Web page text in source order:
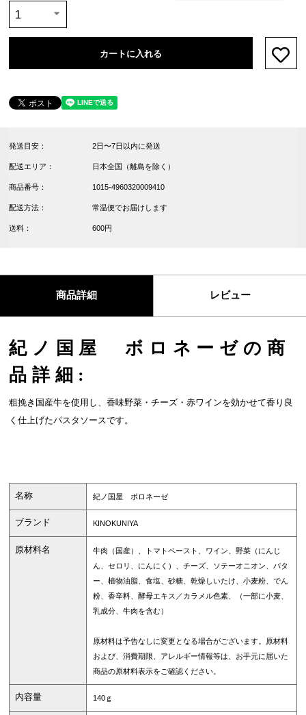
カートに入れる
発送目安： 2日〜7日以内に発送
配送エリア： 日本全国（離島を除く）
商品番号： 1015-4960320009410
配送方法： 常温便でお届けします
送料： 600円
商品詳細 レビュー
紀ノ国屋 ボロネーゼの商
品詳細:
粗挽き国産牛を使用し、香味野菜・チーズ・赤ワインを効かせて香り良
く仕上げたパスタソースです。
名称 紀ノ国屋 ボロネーゼ
ブランド KINOKUNIYA
原材料名
牛肉（国産）、トマトペースト、ワイン、野菜（にんじ
ん、セロリ、にんにく）、チーズ、ソテーオニオン、バタ
ー、植物油脂、食塩、砂糖、乾燥しいたけ、小麦粉、でん
粉、香辛料、酵母エキス／カラメル色素、（一部に小麦、
乳成分、牛肉を含む）
原材料は予告なしに変更となる場合がございます。原材料
および、消費期限、アレルギー情報等は、お手元に届いた
商品の原材料表示をご確認ください。
内容量 140ｇ